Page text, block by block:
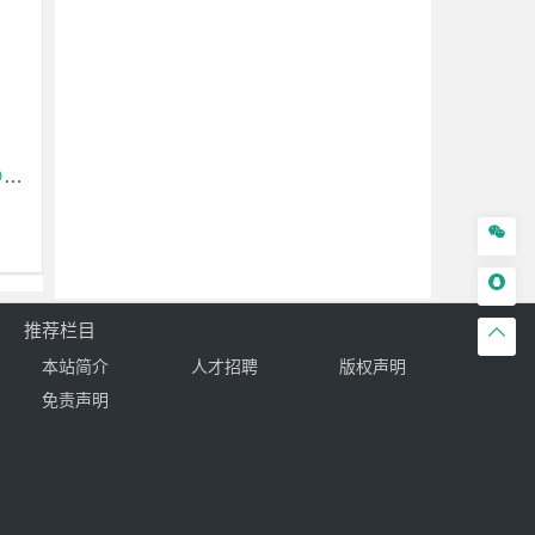



推荐栏目
本站简介 人才招聘
版权声明
免责声明